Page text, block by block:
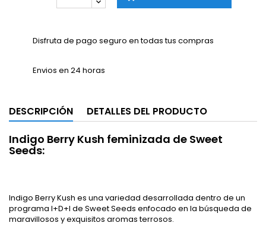
Disfruta de pago seguro en todas tus compras
Envios en 24 horas
DESCRIPCIÓN DETALLES DEL PRODUCTO
Indigo Berry Kush feminizada de Sweet
Seeds:
Indigo Berry Kush es una variedad desarrollada dentro de un
programa I+D+I de Sweet Seeds enfocado en la búsqueda de
maravillosos y exquisitos aromas terrosos.